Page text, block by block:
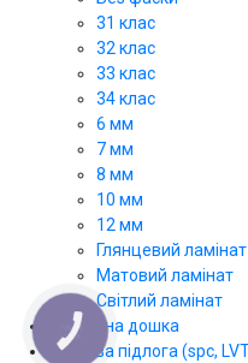
31 клас
32 клас
33 клас
34 клас
6 мм
7 мм
8 мм
10 мм
12 мм
Глянцевий ламінат
Матовий ламінат
Світлий ламінат
Паркетна дошка
Вінілова підлога (spc,
КНОПКА
ЗВ'ЯЗКУ